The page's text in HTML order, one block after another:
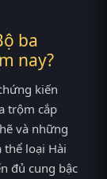
ba
nay?
kiến
trộm cắp
và những
thể loại Hài
đủ cung bậc